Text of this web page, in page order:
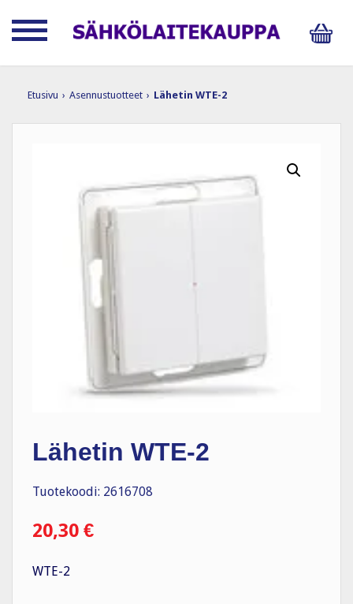
Etusivu › Asennustuotteet › Lähetin WTE-2
Lähetin WTE-2
Tuotekoodi: 2616708
20,30 €
WTE-2